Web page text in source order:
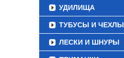
УДИЛИЩА
ТУБУСЫ И ЧЕХЛЫ
ЛЕСКИ И ШНУРЫ